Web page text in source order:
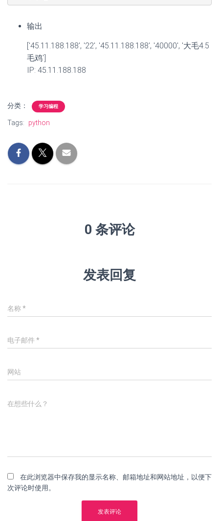
输出
['45.11.188.188', '22', '45.11.188.188', '40000', '大毛4.5
毛鸡']
IP: 45.11.188.188
分类： 学习编程
Tags: python
0 条评论
发表回复
名称*
电子邮件 *
网站
在想些什么？
在此浏览器中保存我的显示名称、邮箱地址和网站地址，以便下
次评论时使用。